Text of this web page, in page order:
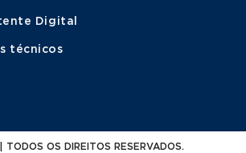
Digital
técnicos
OS DIREITOS RESERVADOS.